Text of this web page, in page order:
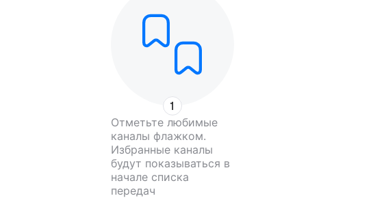
Отметьте любимые
каналы флажком.
Избранные каналы
будут показываться в
начале списка
передач